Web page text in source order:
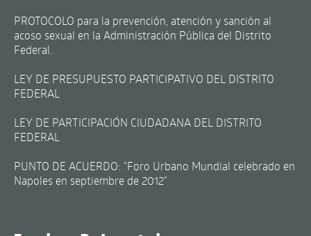
PROTOCOLO para la prevención, atención y sanción al
acoso sexual en la Administración Pública del Distrito
Federal.
LEY DE PRESUPUESTO PARTICIPATIVO DEL DISTRITO
FEDERAL
LEY DE PARTICIPACIÓN CIUDADANA DEL DISTRITO
FEDERAL
PUNTO DE ACUERDO: "Foro Urbano Mundial celebrado en
Napoles en septiembre de 2012"